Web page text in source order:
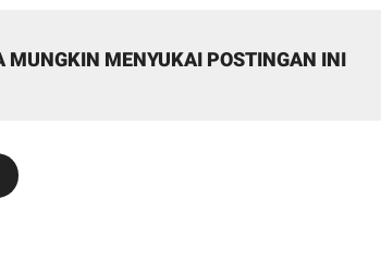
MUNGKIN MENYUKAI POSTINGAN INI